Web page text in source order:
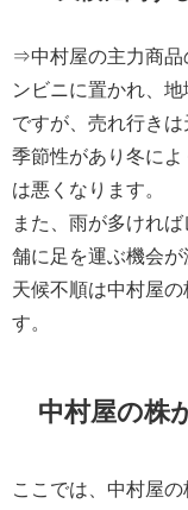
⇒中村屋の主力商品
ンビニに置かれ、
ですが、売れ行きは
季節性があり冬に
は悪くなります。
また、雨が多けれ
舗に足を運ぶ機会が
天候不順は中村屋
す。
中村屋の株
ここでは、中村屋